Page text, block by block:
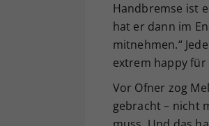
Handbremse ist
hat er dann im
mitnehmen.“
extrem happy für
Vor Ofner zog
gebracht – nicht